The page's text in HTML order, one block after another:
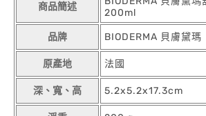
商品簡述
200ml
品牌 BIODERMA 貝膚黛瑪
原產地 法國
深、寬、高 5.2x5.2x17.3cm